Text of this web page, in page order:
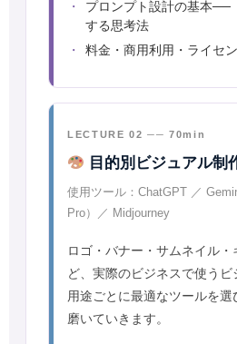
プロンプト設計の基本──
する思考法
料金・商用利用・ライセ
LECTURE 02 ── 70min
目的別ビジュアル制
使用ツール：ChatGPT ／
Pro）／ Midjourney
ロゴ・バナー・サムネイル・
ど、実際のビジネスで使うビ
用途ごとに最適なツールを選
磨いていきます。